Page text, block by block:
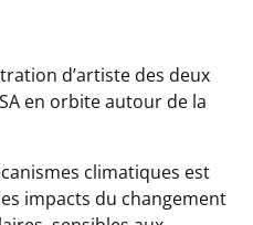
d’artiste des deux
en orbite autour de la
climatiques est
impacts du changement